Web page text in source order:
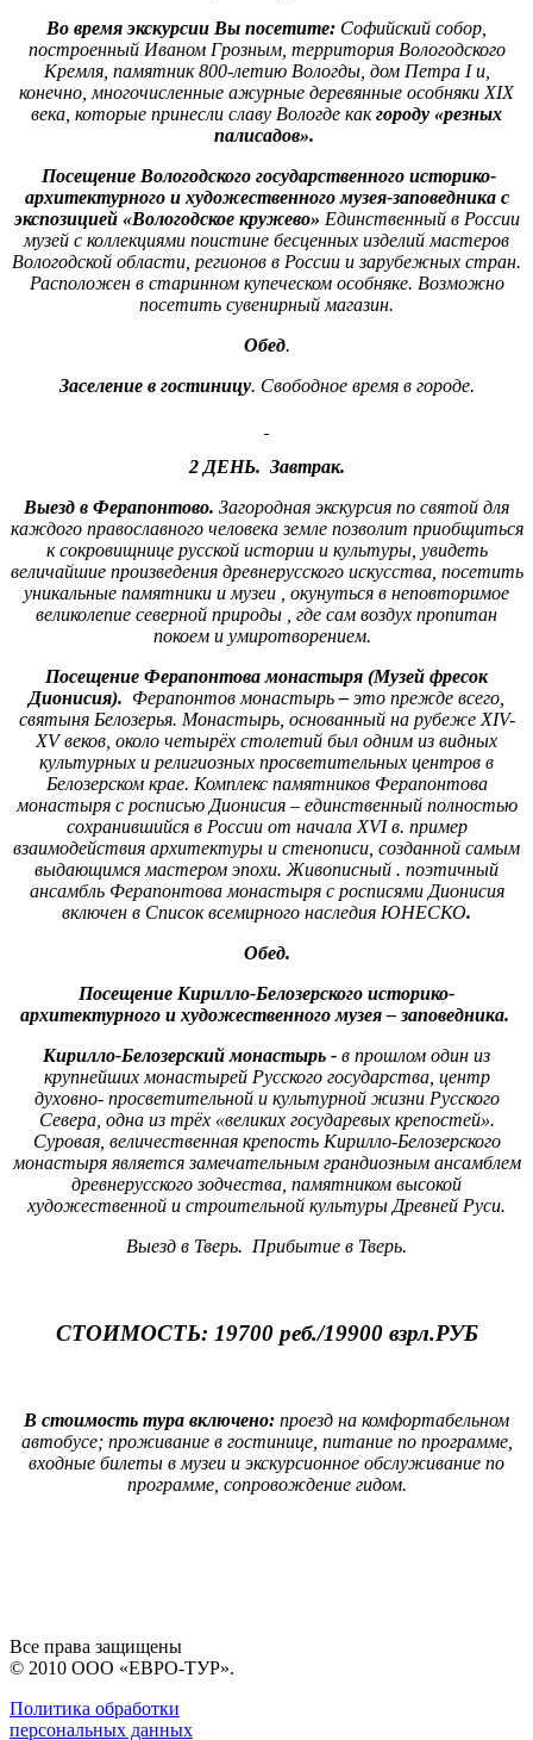
Во время экскурсии Вы посетите: Софийский собор,
построенный Иваном Грозным, территория Вологодского
Кремля, памятник 800-летию Вологды, дом Петра I и,
конечно, многочисленные ажурные деревянные особняки XIX
века, которые принесли славу Вологде какгороду «резных
палисадов».
Посещение Вологодского государственного историко-
архитектурного и художественного музея-заповедника с
экспозицией «Вологодское кружево» Единственный в России
музей с коллекциями поистине бесценных изделий мастеров
Вологодской области, регионов в России и зарубежных стран.
Расположен в старинном купеческом особняке. Возможно
посетить сувенирный магазин.
Обед.
Заселение в гостиницу. Свободное время в городе.
2 ДЕНЬ. Завтрак.
Выезд в Ферапонтово. Загородная экскурсия по святой для
каждого православного человека земле позволит приобщиться
к сокровищнице русской истории и культуры, увидеть
величайшие произведения древнерусского искусства, посетить
уникальные памятники и музеи , окунуться в неповторимое
великолепие северной природы , где сам воздух пропитан
покоем и умиротворением.
Посещение Ферапонтова монастыря (Музей фресок
Дионисия). Ферапонтов монастырь– это прежде всего,
святыня Белозерья. Монастырь, основанный на рубеже XIV-
XV веков, около четырёх столетий был одним из видных
культурных и религиозных просветительных центров в
Белозерском крае. Комплекс памятников Ферапонтова
монастыря с росписью Дионисия – единственный полностью
сохранившийся в России от начала XVI в. пример
взаимодействия архитектуры и стенописи, созданной самым
выдающимся мастером эпохи. Живописный . поэтичный
ансамбль Ферапонтова монастыря с росписями Дионисия
включен в Список всемирного наследия ЮНЕСКО.
Обед.
Посещение Кирилло-Белозерского историко-
архитектурного и художественного музея – заповедника.
Кирилло-Белозерский монастырь - в прошлом один из
крупнейших монастырей Русского государства, центр
духовно- просветительной и культурной жизни Русского
Севера, одна из трёх «великих государевых крепостей».
Суровая, величественная крепость Кирилло-Белозерского
монастыря является замечательным грандиозным ансамблем
древнерусского зодчества, памятником высокой
художественной и строительной культуры Древней Руси.
Выезд в Тверь. Прибытие в Тверь.
СТОИМОСТЬ: 19700 реб./19900 взрл.РУБ
В стоимость тура включено: проезд на комфортабельном
автобусе; проживание в гостинице, питание по программе,
входные билеты в музеи и экскурсионное обслуживание по
программе, сопровождение гидом.
Все права защищены
© 2010 ООО «ЕВРО-ТУР».
Политика обработки
персональных данных